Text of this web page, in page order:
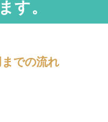
す。
での流れ